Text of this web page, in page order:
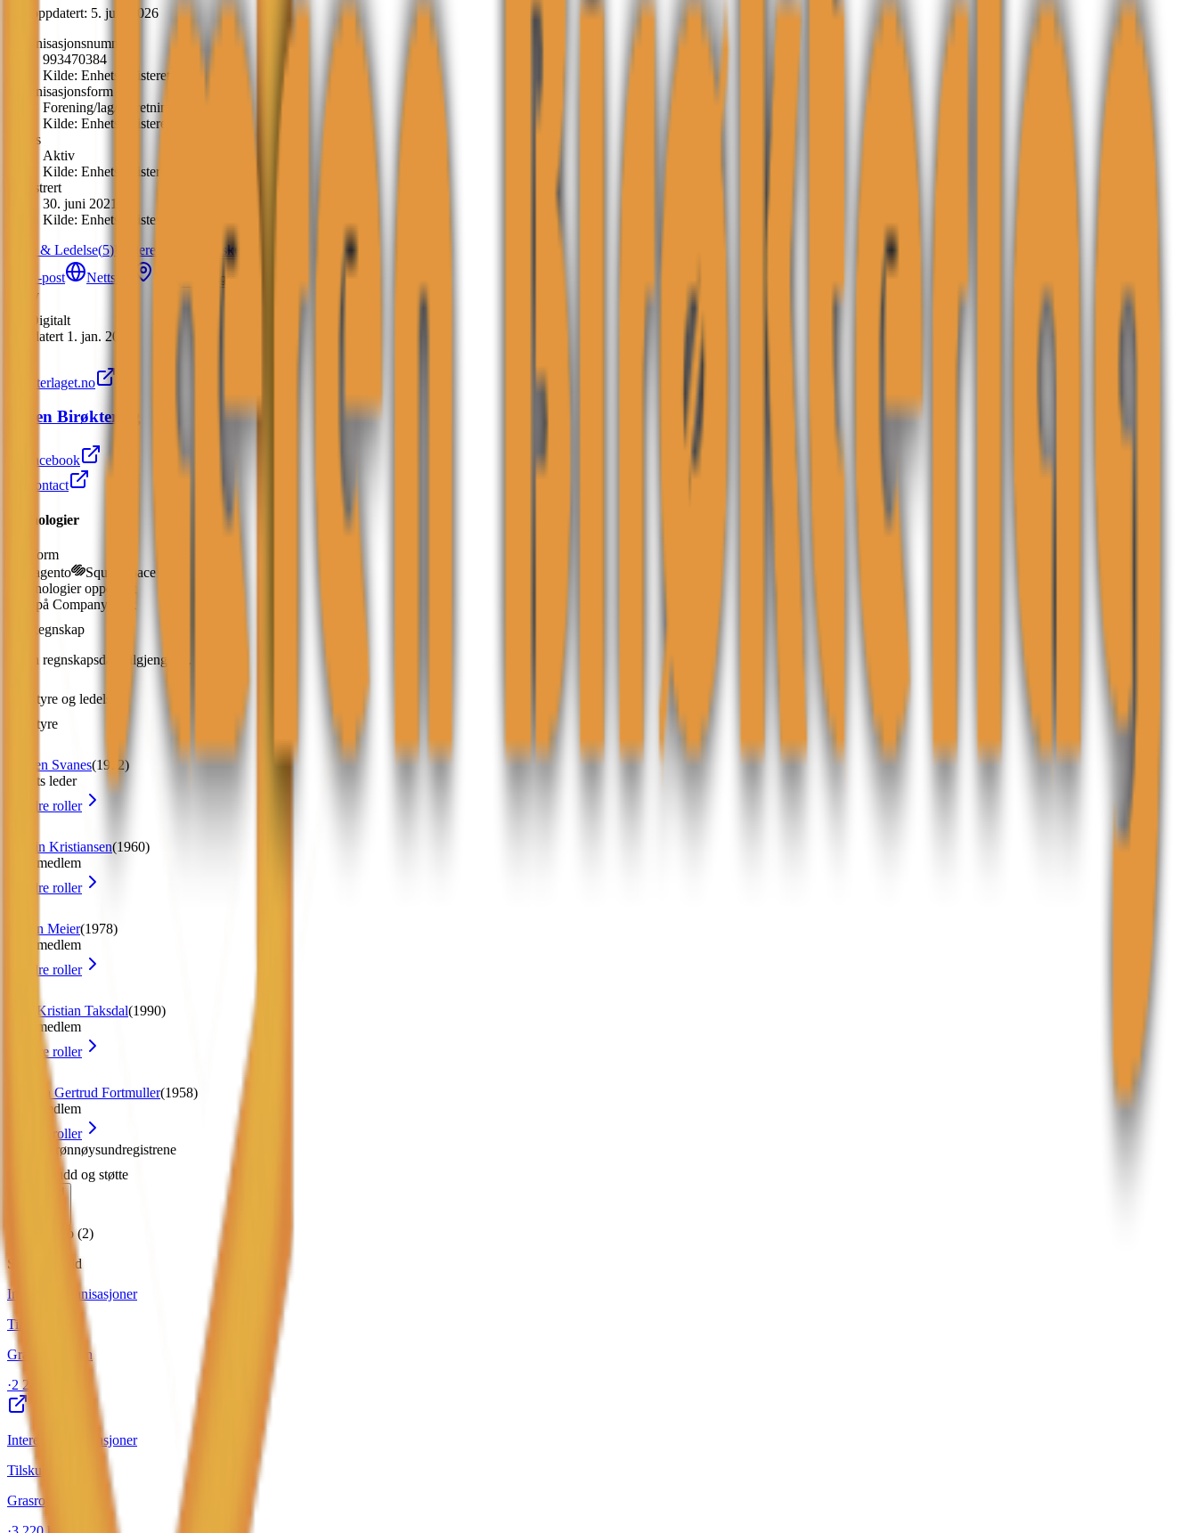
Sist oppdatert: 5. juni 2026
Organisasjonsnummer
993470384
Kilde: Enhetsregisteret
Organisasjonsform
Forening/lag/innretning
Kilde: Enhetsregisteret
Status
Aktiv
Kilde: Enhetsregisteret
Registrert
30. juni 2021
Kilde: Enhetsregisteret
Styre & Ledelse(5) Underenheter Tilskudd
E-post
Nettside Lagre
Aktiv
Digitalt
Oppdatert 1. jan. 2026
birokterlaget.no
Jæren Birøkterlag
facebook
contact
Teknologier
Plattform
Magento
Squarespace
teknologier oppdaget
Kun på Companybook
Regnskap
Ingen regnskapsdata tilgjengelig.
Styre og ledelse
Styre
Morten Svanes(1972)
Styrets leder
andre roller
Jostein Kristiansen(1960)
Styremedlem
andre roller
Armin Meier(1978)
Styremedlem
andre roller
Odd-Kristian Taksdal(1990)
Styremedlem
andre roller
Claudia Gertrud Fortmuller(1958)
Styremedlem
andre roller
Kilde: Brønnøysundregistrene
Tilskudd og støtte
Tilskudd.no(2)
Siste tilskudd
Interesseorganisasjoner
Tilskudd.no
Grasrotandelen
·2 249 kr
Interesseorganisasjoner
Tilskudd.no
Grasrotandelen